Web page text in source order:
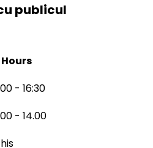
publicul
Hours
- 16:30
- 14.00